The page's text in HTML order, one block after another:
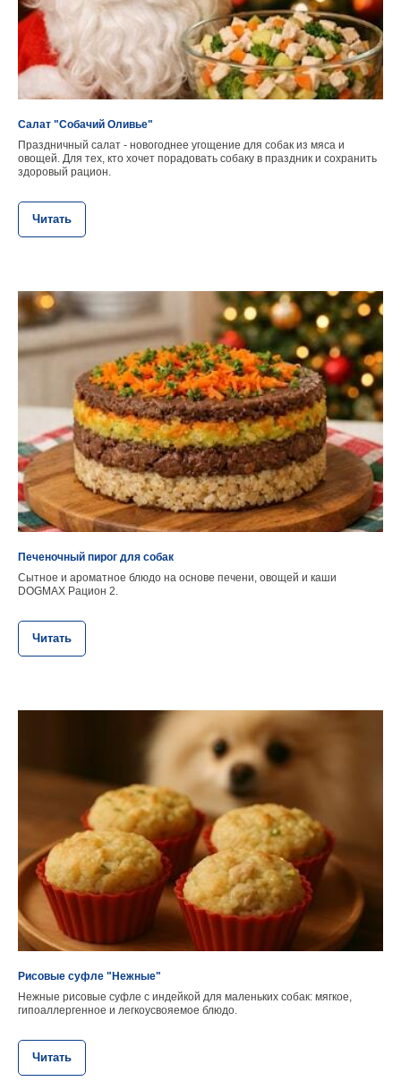
Салат "Собачий Оливье"
Праздничный салат - новогоднее угощение для собак из мяса и
овощей. Для тех, кто хочет порадовать собаку в праздник и сохранить
здоровый рацион.
Читать
Печеночный пирог для собак
Сытное и ароматное блюдо на основе печени, овощей и каши
DOGMAX Рацион 2.
Читать
Рисовые суфле "Нежные"
Нежные рисовые суфле с индейкой для маленьких собак: мягкое,
гипоаллергенное и легкоусвояемое блюдо.
Читать